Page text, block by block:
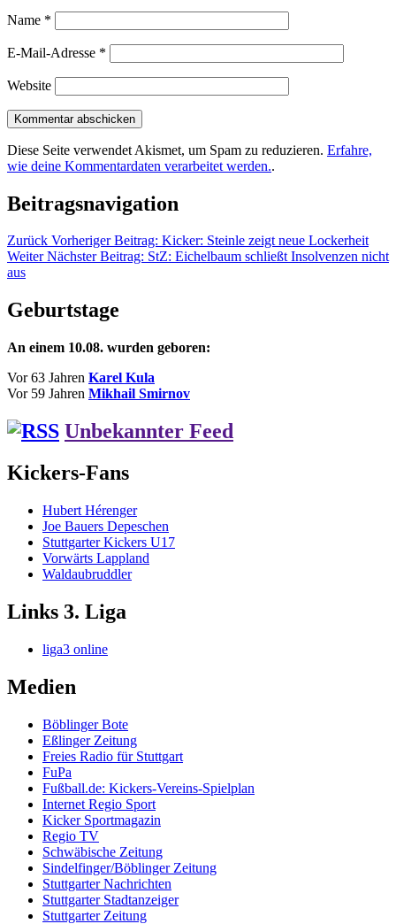
Name *
E-Mail-Adresse *
Website
Diese Seite verwendet Akismet, um Spam zu reduzieren. Erfahre,
wie deine Kommentardaten verarbeitet werden..
Beitragsnavigation
Zurück Vorheriger Beitrag: Kicker: Steinle zeigt neue Lockerheit
Weiter Nächster Beitrag: StZ: Eichelbaum schließt Insolvenzen nicht
aus
Geburtstage
An einem 10.08. wurden geboren:
Vor 63 Jahren Karel Kula
Vor 59 Jahren Mikhail Smirnov
Unbekannter Feed
Kickers-Fans
Hubert Hérenger
Joe Bauers Depeschen
Stuttgarter Kickers U17
Vorwärts Lappland
Waldaubruddler
Links 3. Liga
liga3 online
Medien
Böblinger Bote
Eßlinger Zeitung
Freies Radio für Stuttgart
FuPa
Fußball.de: Kickers-Vereins-Spielplan
Internet Regio Sport
Kicker Sportmagazin
Regio TV
Schwäbische Zeitung
Sindelfinger/Böblinger Zeitung
Stuttgarter Nachrichten
Stuttgarter Stadtanzeiger
Stuttgarter Zeitung